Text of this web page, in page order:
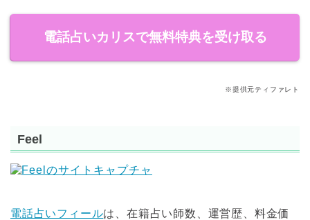
電話占いカリスで無料特典を受け取る
※提供元ティファレト
Feel
電話占いフィールは、在籍占い師数、運営歴、料金価